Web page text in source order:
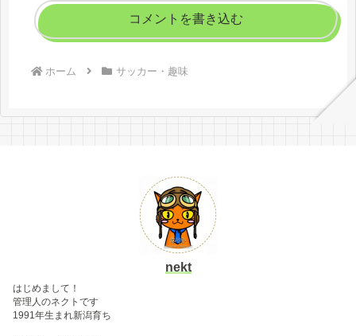
コメントを書き込む
ホーム サッカー・趣味
nekt
はじめまして！
管理人のネクトです
1991年生まれ新潟育ち